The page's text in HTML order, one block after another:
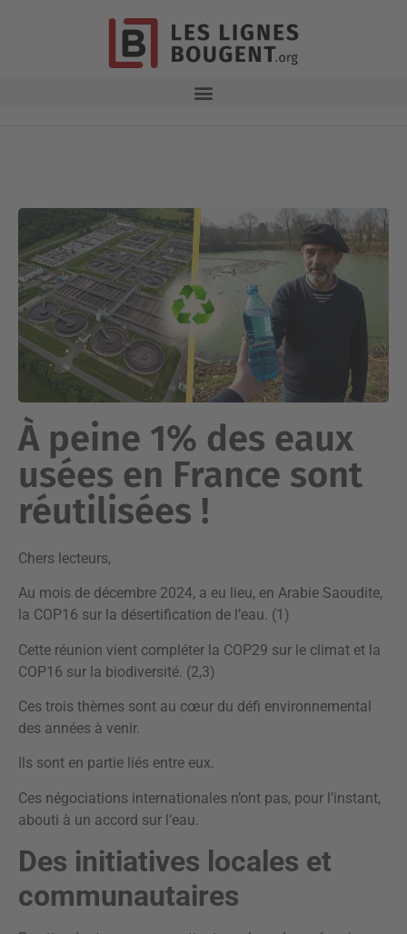
À peine 1% des eaux
usées en France sont
réutilisées !
Chers lecteurs,
Au mois de décembre 2024, a eu lieu, en Arabie Saoudite,
la COP16 sur la désertification de l’eau. (1)
Cette réunion vient compléter la COP29 sur le climat et la
COP16 sur la biodiversité. (2,3)
Ces trois thèmes sont au cœur du défi environnemental
des années à venir.
Ils sont en partie liés entre eux.
Ces négociations internationales n’ont pas, pour l’instant,
abouti à un accord sur l’eau.
Des initiatives locales et
communautaires